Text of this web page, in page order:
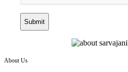
Submit
About Us